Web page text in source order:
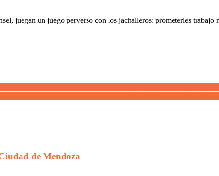
juegan un juego perverso con los jachalleros: prometerles trabajo
de Mendoza